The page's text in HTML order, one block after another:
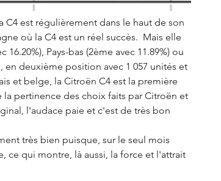
est régulièrement dans le haut de son
où la C4 est un réel succès.  Mais elle
Pays-bas (2ème avec 11.89%) ou
deuxième position avec 1 057 unités et
et belge, la Citroën C4 est la première
pertinence des choix faits par Citroën et
l'audace paie et c'est de très bon
très bien puisque, sur le seul mois
ce qui montre, là aussi, la force et l'attrait